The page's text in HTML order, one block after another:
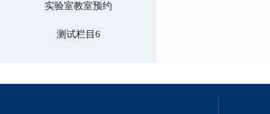
实验室教室预约
测试栏目6